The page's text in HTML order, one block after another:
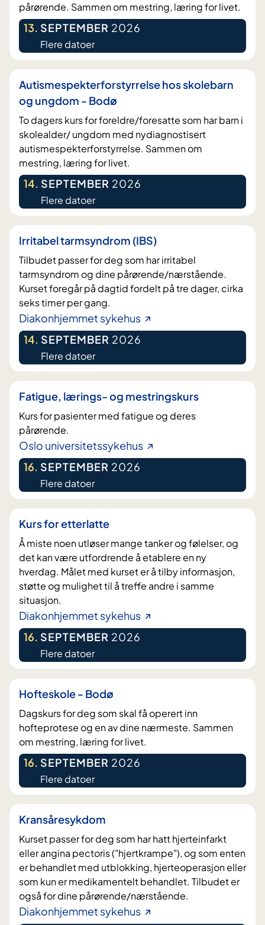
pårørende. Sammen om mestring, læring for livet.
13. SEPTEMBER 2026
Flere datoer
Autismespekterforstyrrelse hos skolebarn
og ungdom - Bodø
To dagers kurs for foreldre/foresatte som har barn i
skolealder/ ungdom med nydiagnostisert
autismespekterforstyrrelse. Sammen om
mestring, læring for livet.
14. SEPTEMBER 2026
Flere datoer
Irritabel tarmsyndrom (IBS)
Tilbudet passer for deg som har irritabel
tarmsyndrom og dine pårørende/nærstående.
Kurset foregår på dagtid fordelt på tre dager, cirka
seks timer per gang.
Diakonhjemmet sykehus
14. SEPTEMBER 2026
Flere datoer
Fatigue, lærings- og mestringskurs
Kurs for pasienter med fatigue og deres
pårørende.
Oslo universitetssykehus
16. SEPTEMBER 2026
Flere datoer
Kurs for etterlatte
Å miste noen utløser mange tanker og følelser, og
det kan være utfordrende å etablere en ny
hverdag. Målet med kurset er å tilby informasjon,
støtte og mulighet til å treffe andre i samme
situasjon.
Diakonhjemmet sykehus
16. SEPTEMBER 2026
Flere datoer
Hofteskole - Bodø
Dagskurs for deg som skal få operert inn
hofteprotese og en av dine nærmeste. Sammen
om mestring, læring for livet.
16. SEPTEMBER 2026
Flere datoer
Kransåresykdom
Kurset passer for deg som har hatt hjerteinfarkt
eller angina pectoris ("hjertkrampe"), og som enten
er behandlet med utblokking, hjerteoperasjon eller
som kun er medikamentelt behandlet. Tilbudet er
også for dine pårørende/nærstående.
Diakonhjemmet sykehus